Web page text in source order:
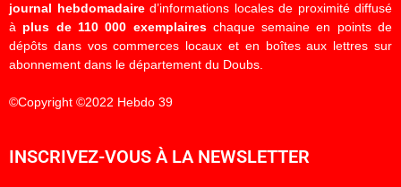
journal hebdomadaired’informations locales de proximité diffusé
à plus de 110 000 exemplaireschaque semaine en points de
dépôts dans vos commerces locaux et en boîtes aux lettres sur
abonnement dans le département du Doubs.
©Copyright ©2022 Hebdo 39
INSCRIVEZ-VOUS À LA NEWSLETTER